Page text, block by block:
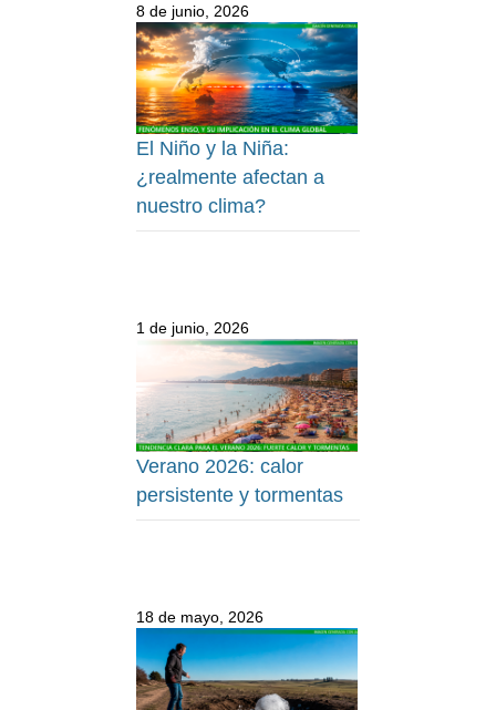
8 de junio, 2026
El Niño y la Niña:
¿realmente afectan a
nuestro clima?
1 de junio, 2026
Verano 2026: calor
persistente y tormentas
18 de mayo, 2026